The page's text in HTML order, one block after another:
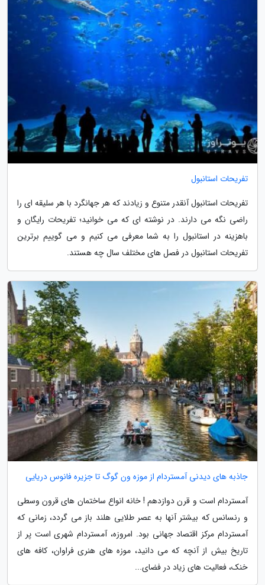
تفریحات استانبول
تفریحات استانبول آنقدر متنوع و زیادند که هر جهانگرد با هر سلیقه ای را
راضی نگه می دارند. در نوشته ای که می خوانید؛ تفریحات رایگان و
باهزینه در استانبول را به شما معرفی می کنیم و می گوییم برترین
تفریحات استانبول در فصل های مختلف سال چه هستند.
جاذبه های دیدنی آمستردام از موزه ون گوگ تا جزیره فانوس دریایی
آمستردام است و قرن دوازدهم ! خانه انواع ساختمان های قرون وسطی
و رنسانس که بیشتر آنها به عصر طلایی هلند باز می گردد، زمانی که
آمستردام مرکز اقتصاد جهانی بود. امروزه، آمستردام شهری است پر از
تاریخ بیش از آنچه که می دانید، موزه های هنری فراوان، کافه های
خنک، فعالیت های زیاد در فضای...